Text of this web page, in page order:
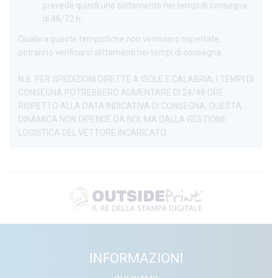
prevede quindi uno slittamento nei tempi di consegna
di 48/72 h.
Qualora queste tempistiche non venissero rispettate,
potranno verificarsi slittamenti nei tempi di consegna.
N.B. PER SPEDIZIONI DIRETTE A ISOLE E CALABRIA, I TEMPI DI
CONSEGNA POTREBBERO AUMENTARE DI 24/48 ORE
RISPETTO ALLA DATA INDICATIVA DI CONSEGNA. QUESTA
DINAMICA NON DIPENDE DA NOI, MA DALLA GESTIONE
LOGISTICA DEL VETTORE INCARICATO.
INFORMAZIONI